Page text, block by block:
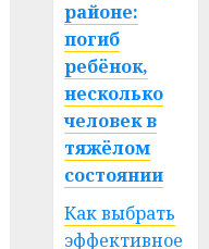
районе:
погиб
ребёнок,
несколько
человек в
тяжёлом
состоянии
Как выбрать
эффективное